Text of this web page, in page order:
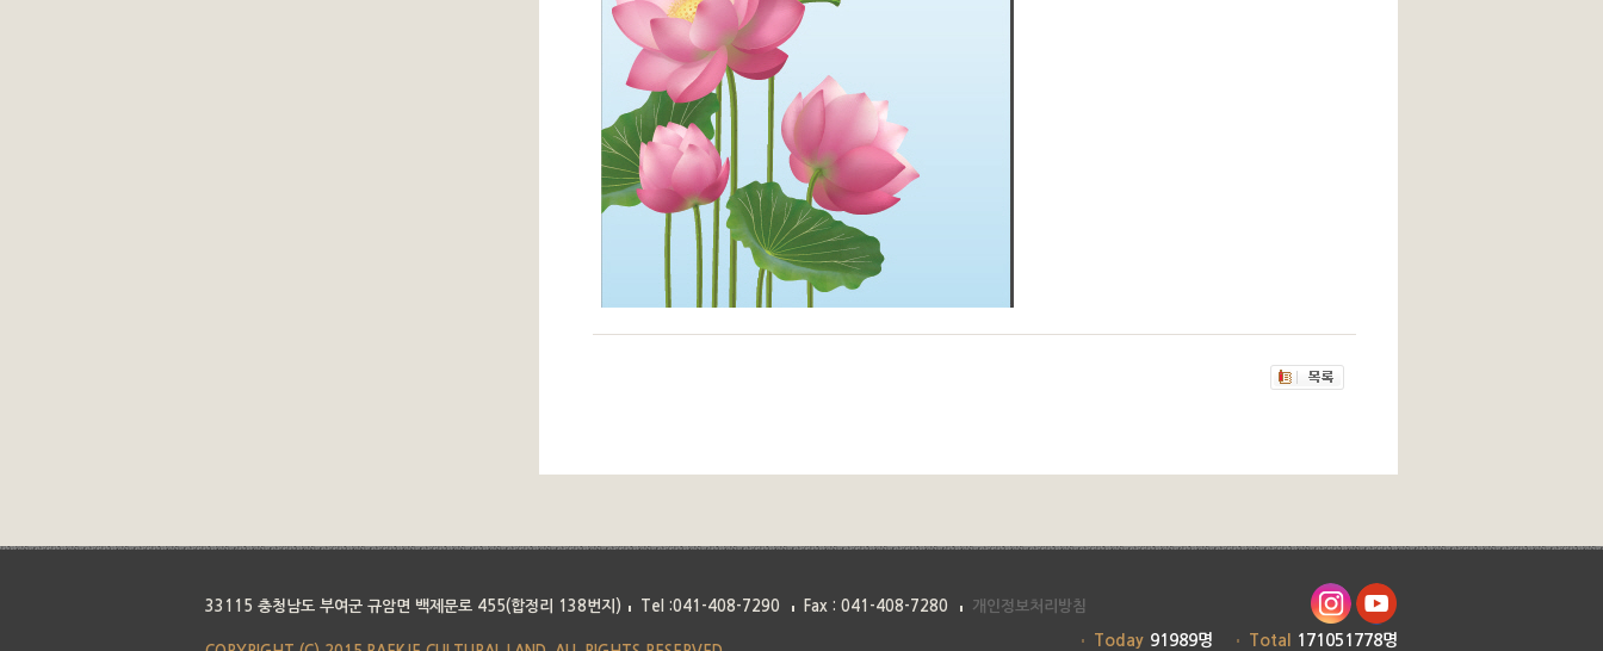
33115 충청남도 부여군 규암면 백제문로 455(합정리 138번지) Tel :041-408-7290 Fax : 041-408-7280 개인정보처리방침
Today 91989명 Total 171051778명